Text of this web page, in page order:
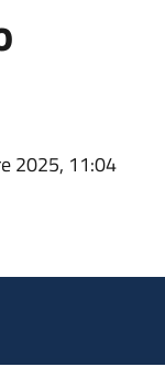
2025, 11:04